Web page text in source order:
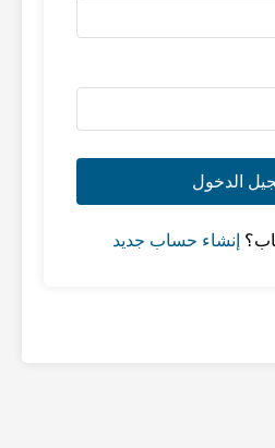
الدخول
إنشاء حساب جديد